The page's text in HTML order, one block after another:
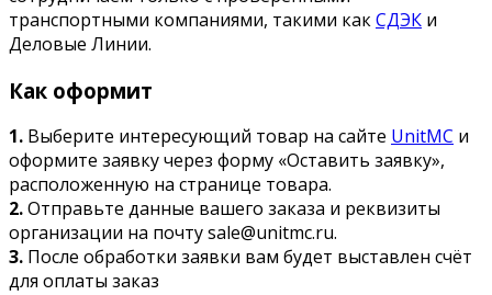
транспортными компаниями, такими какСДЭК и
Деловые Линии.
Как оформит
1. Выберите интересующий товар на сайте UnitMC и
оформите заявку через форму «Оставить заявку»,
расположенную на странице товара.
2.Отправьте данные вашего заказа и реквизиты
организации на почту sale@unitmc.ru.
3. После обработки заявки вам будет выставлен счёт
для оплаты заказ